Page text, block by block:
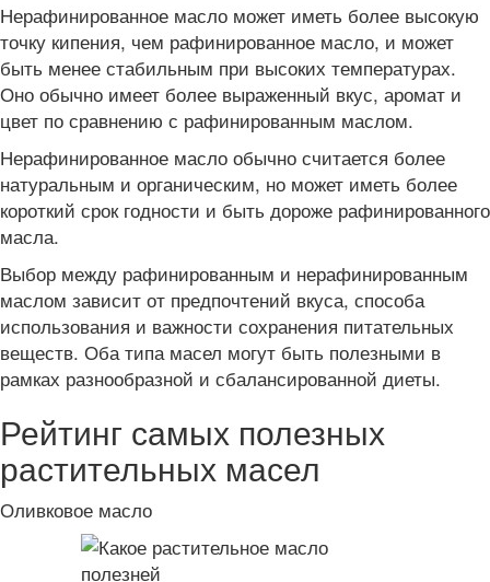
Нерафинированное масло может иметь более высокую
точку кипения, чем рафинированное масло, и может
быть менее стабильным при высоких температурах.
Оно обычно имеет более выраженный вкус, аромат и
цвет по сравнению с рафинированным маслом.
Нерафинированное масло обычно считается более
натуральным и органическим, но может иметь более
короткий срок годности и быть дороже рафинированного
масла.
Выбор между рафинированным и нерафинированным
маслом зависит от предпочтений вкуса, способа
использования и важности сохранения питательных
веществ. Оба типа масел могут быть полезными в
рамках разнообразной и сбалансированной диеты.
Рейтинг самых полезных
растительных масел
Оливковое масло